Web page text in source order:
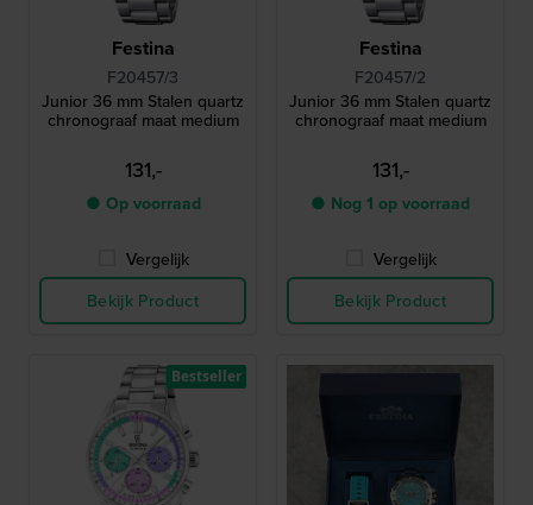
Festina
F20457/3
Junior 36 mm Stalen quartz
chronograaf maat medium
131,-
● Op voorraad
Vergelijk
Bekijk Product
Festina
F20457/2
Junior 36 mm Stalen quartz
chronograaf maat medium
131,-
● Nog 1 op voorraad
Vergelijk
Bekijk Product
Bestseller